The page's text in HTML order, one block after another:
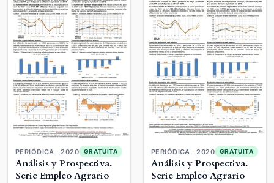
PERIÓDICA · 2020 GRATUITA
Análisis y Prospectiva.
Serie Empleo Agrario
PERIÓDICA · 2020 GRATUITA
Análisis y Prospectiva.
Serie Empleo Agrario